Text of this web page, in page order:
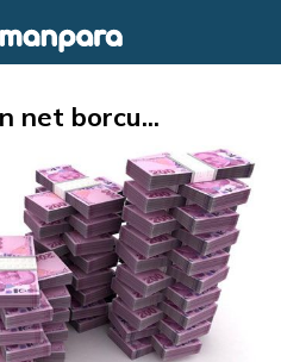
net borcu...